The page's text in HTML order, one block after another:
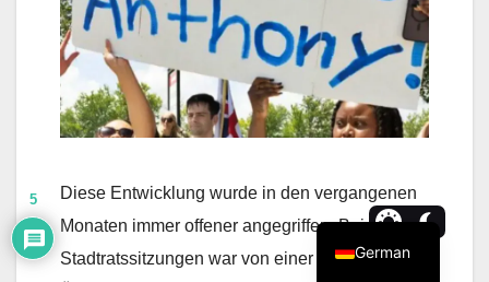
Diese Entwicklung wurde in den vergangenen
Monaten immer offener angegriffen. Bei
Stadtratssitzungen war von einer „indischen
5
German